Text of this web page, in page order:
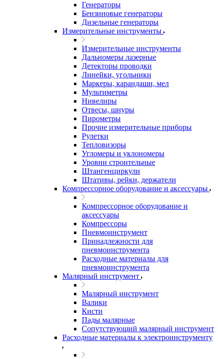
Генераторы
Бензиновые генераторы
Дизельные генераторы
Измерительные инструменты
Измерительные инструменты
Дальномеры лазерные
Детекторы проводки
Линейки, угольники
Маркеры, карандаши, мел
Мультиметры
Нивелиры
Отвесы, шнуры
Пирометры
Прочие измерительные приборы
Рулетки
Тепловизоры
Угломеры и уклономеры
Уровни строительные
Штангенциркули
Штативы, рейки, держатели
Компрессорное оборудование и аксессуары
Компрессорное оборудование и
аксессуары
Компрессоры
Пневмоинструмент
Принадлежности для
пневмоинструмента
Расходные материалы для
пневмоинструмента
Малярный инструмент
Малярный инструмент
Валики
Кисти
Пады малярные
Сопутствующий малярный инструмент
Расходные материалы к электроинструменту